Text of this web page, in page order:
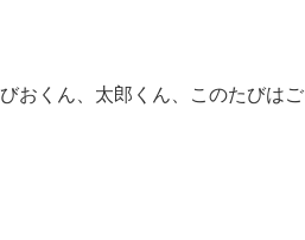
おくん、太郎くん、このたびはご